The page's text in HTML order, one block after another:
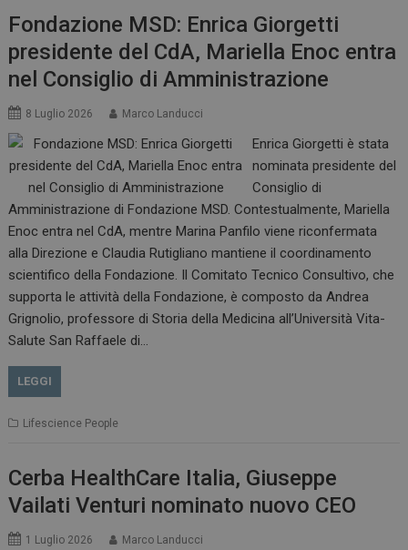
Fondazione MSD: Enrica Giorgetti
presidente del CdA, Mariella Enoc entra
nel Consiglio di Amministrazione
8 Luglio 2026 Marco Landucci
Enrica Giorgetti è stata
nominata presidente del
Consiglio di
Amministrazione di Fondazione MSD. Contestualmente, Mariella
Enoc entra nel CdA, mentre Marina Panfilo viene riconfermata
alla Direzione e Claudia Rutigliano mantiene il coordinamento
scientifico della Fondazione. Il Comitato Tecnico Consultivo, che
supporta le attività della Fondazione, è composto da Andrea
Grignolio, professore di Storia della Medicina all’Università Vita-
Salute San Raffaele di…
LEGGI
Lifescience People
Cerba HealthCare Italia, Giuseppe
Vailati Venturi nominato nuovo CEO
1 Luglio 2026 Marco Landucci